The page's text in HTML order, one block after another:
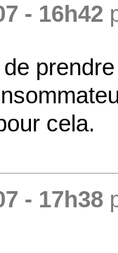
- 16h42
cela.
- 17h38